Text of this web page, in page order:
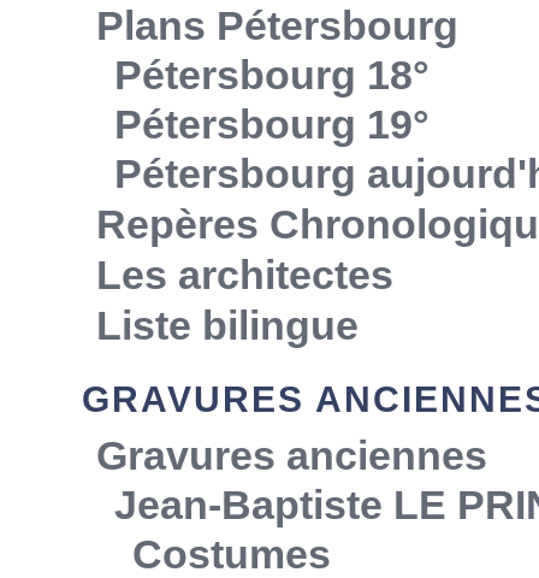
Plans Pétersbourg
Pétersbourg 18°
Pétersbourg 19°
Pétersbourg
Repères
Les architectes
Liste bilingue
GRAVURES
Gravures anciennes
Jean-Baptiste LE
Costumes